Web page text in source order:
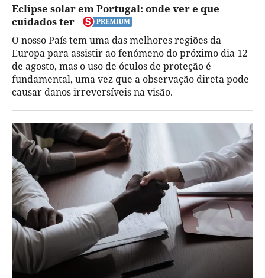
Eclipse solar em Portugal: onde ver e que
cuidados ter
O nosso País tem uma das melhores regiões da
Europa para assistir ao fenómeno do próximo dia 12
de agosto, mas o uso de óculos de proteção é
fundamental, uma vez que a observação direta pode
causar danos irreversíveis na visão.